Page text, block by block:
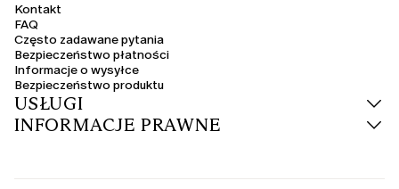
Kontakt
FAQ
Często zadawane pytania
Bezpieczeństwo płatności
Informacje o wysyłce
Bezpieczeństwo produktu
USŁUGI
INFORMACJE PRAWNE